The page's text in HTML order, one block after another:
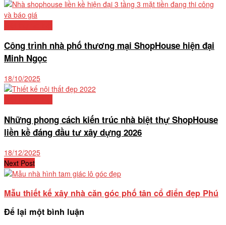
Công trình nhà phố thương mại ShopHouse hiện đại
Minh Ngọc
18/10/2025
Những phong cách kiến trúc nhà biệt thự ShopHouse
liền kề đáng đầu tư xây dựng 2026
18/12/2025
Next Post
Mẫu thiết kế xây nhà căn góc phố tân cổ điển đẹp Phú
Để lại một bình luận